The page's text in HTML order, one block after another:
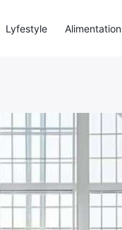
Lyfestyle Alimentation